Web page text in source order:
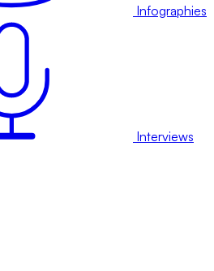
Infographies
Interviews